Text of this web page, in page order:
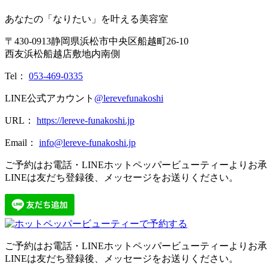
あなたの「なりたい」を叶える美容室
〒 430-0913静岡県浜松市中央区船越町26-10
西友浜松船越店敷地内南側
Tel： 053-469-0335
LINE公式アカウント @lerevefunakoshi
URL： https://lereve-funakoshi.jp
Email： info@lereve-funakoshi.jp
ご予約はお電話・LINEホットペッパービューティーよりお承
LINEは友だち登録後、メッセージをお送りください。
ご予約はお電話・LINEホットペッパービューティーよりお承
LINEは友だち登録後、メッセージをお送りください。